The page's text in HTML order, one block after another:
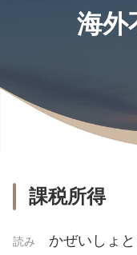
海外
課税所得
読み かぜいしょと